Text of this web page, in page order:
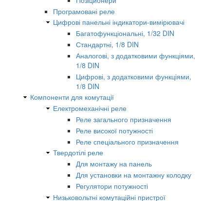
Програмовані реле
Цифрові панельні індикатори-вимірювачі
Багатофункціональні, 1/32 DIN
Стандартні, 1/8 DIN
Аналогові, з додатковими функціями,
1/8 DIN
Цифрові, з додатковими функціями,
1/8 DIN
Компоненти для комутації
Електромеханічні реле
Реле загального призначення
Реле високої потужності
Реле спеціального призначення
Твердотілі реле
Для монтажу на панель
Для установки на монтажну колодку
Регулятори потужності
Низьковольтні комутаційні пристрої